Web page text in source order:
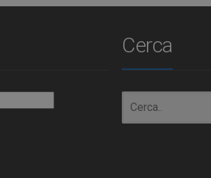
Cerca